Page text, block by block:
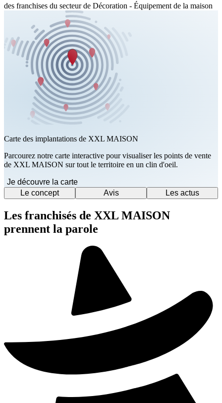
des franchises du secteur de Décoration - Équipement de la maison
Carte des implantations de XXL MAISON
Parcourez notre carte interactive pour visualiser les points de vente
de XXL MAISON sur tout le territoire en un clin d'oeil.
Je découvre la carte
Le concept
Avis Les actus
Les franchisés de XXL MAISON
prennent la parole